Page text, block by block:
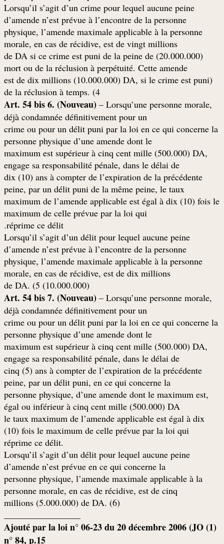
Lorsqu’il s’agit d’un crime pour lequel aucune peine
d’amende n’est prévue à l’encontre de la personne
physique, l’amende maximale applicable à la personne
morale, en cas de récidive, est de vingt millions
(20.000.000) de DA si ce crime est puni de la peine de
mort ou de la réclusion à perpétuité. Cette amende
(est de dix millions (10.000.000) DA, si le crime est puni
de la réclusion à temps. (4
Art. 54 bis 6. (Nouveau) – Lorsqu’une personne morale,
déjà condamnée définitivement pour un
crime ou pour un délit puni par la loi en ce qui concerne la
personne physique d’une amende dont le
maximum est supérieur à cinq cent mille (500.000) DA,
engage sa responsabilité pénale, dans le délai de
dix (10) ans à compter de l’expiration de la précédente
peine, par un délit puni de la même peine, le taux
maximum de l’amende applicable est égal à dix (10) fois le
maximum de celle prévue par la loi qui
réprime ce délit.
Lorsqu’il s’agit d’un délit pour lequel aucune peine
d’amende n’est prévue à l’encontre de la personne
physique, l’amende maximale applicable à la personne
morale, en cas de récidive, est de dix millions
(10.000.000) de DA. (5
Art. 54 bis 7. (Nouveau) – Lorsqu’une personne morale,
déjà condamnée définitivement pour un
crime ou pour un délit puni par la loi en ce qui concerne la
personne physique d’une amende dont le
maximum est supérieur à cinq cent mille (500.000) DA,
engage sa responsabilité pénale, dans le délai de
cinq (5) ans à compter de l’expiration de la précédente
peine, par un délit puni, en ce qui concerne la
,personne physique, d’une amende dont le maximum est
égal ou inférieur à cinq cent mille (500.000) DA
le taux maximum de l’amende applicable est égal à dix
(10) fois le maximum de celle prévue par la loi qui
.réprime ce délit
Lorsqu’il s’agit d’un délit pour lequel aucune peine
d’amende n’est prévue en ce qui concerne la
personne physique, l’amende maximale applicable à la
personne morale, en cas de récidive, est de cinq
(millions (5.000.000) de DA. (6
(1) Ajouté par la loi n° 06-23 du 20 décembre 2006 (JO
n° 84, p.15